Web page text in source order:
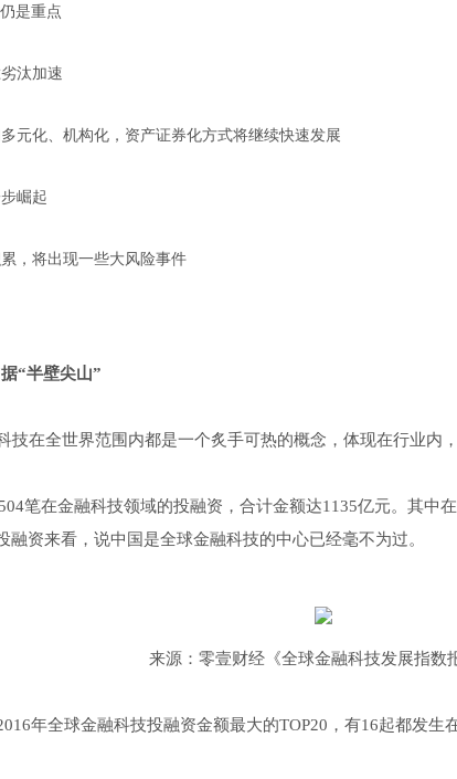
是重点
汰加速
元化、机构化，资产证券化方式将继续快速发展
崛起
，将出现一些大风险事件
“半壁尖山”
技在全世界范围内都是一个炙手可热的概念，体现在行业内
笔在金融科技领域的投融资，合计金额达1135亿元。其中
融资来看，说中国是全球金融科技的中心已经毫不为过。
来源：零壹财经《全球金融科技发展指数
年全球金融科技投融资金额最大的TOP20，有16起都发生